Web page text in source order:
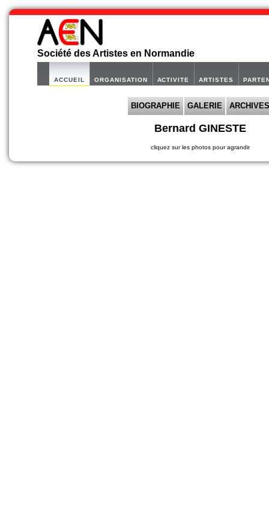
Société des Artistes en Normandie
ACCUEIL ORGANISATION ACTIVITE ARTISTES
BIOGRAPHIE GALERIE ARCHIVES
Bernard GINESTE
cliquez sur les photos pour agrandir